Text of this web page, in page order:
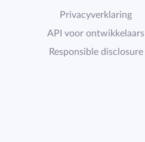
Privacyverklaring
API voor ontwikkelaars
Responsible disclosure